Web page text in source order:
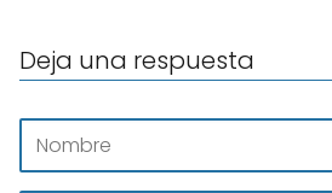
Deja una respuesta